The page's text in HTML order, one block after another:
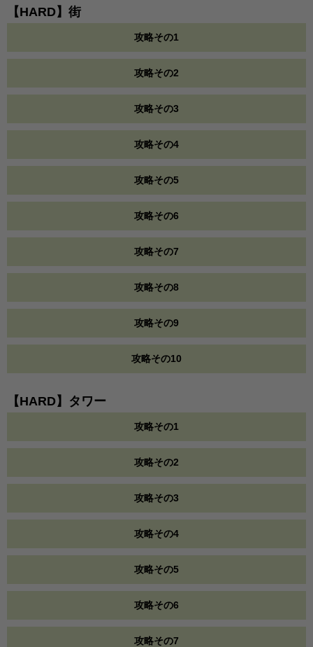
【HARD】街
攻略その1
攻略その2
攻略その3
攻略その4
攻略その5
攻略その6
攻略その7
攻略その8
攻略その9
攻略その10
【HARD】タワー
攻略その1
攻略その2
攻略その3
攻略その4
攻略その5
攻略その6
攻略その7